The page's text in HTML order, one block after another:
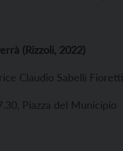
(Rizzoli, 2022)
Claudio Sabelli Fioretti
Piazza del Municipio